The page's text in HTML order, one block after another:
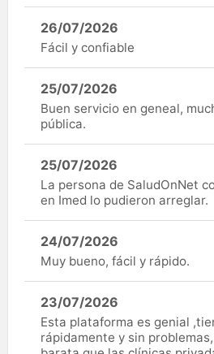
26/07/2026
Fácil y confiable
25/07/2026
Buen servicio en geneal,
pública.
25/07/2026
La persona de SaludOnNet
en Imed lo pudieron arreglar.
24/07/2026
Muy bueno, fácil y rápido.
23/07/2026
Esta plataforma es genial
rápidamente y sin